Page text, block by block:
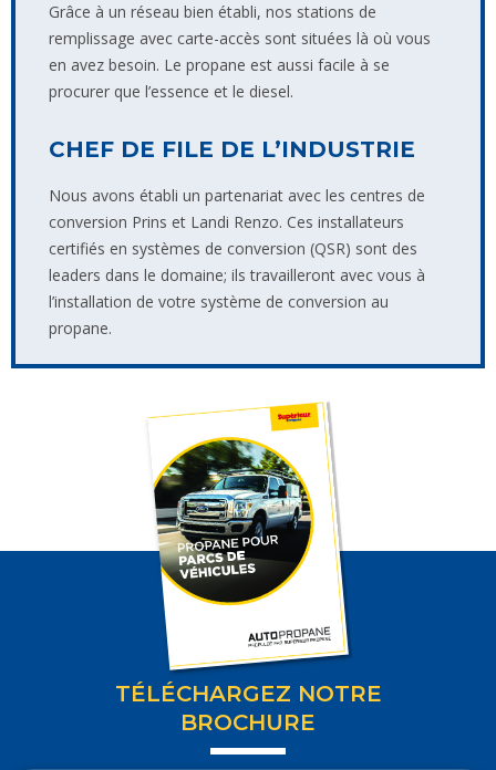
Grâce à un réseau bien établi, nos stations de
remplissage avec carte-accès sont situées là où vous
en avez besoin. Le propane est aussi facile à se
procurer que l’essence et le diesel.
CHEF DE FILE DE L’INDUSTRIE
Nous avons établi un partenariat avec les centres de
conversion Prins et Landi Renzo. Ces installateurs
certifiés en systèmes de conversion (QSR) sont des
leaders dans le domaine; ils travailleront avec vous à
l’installation de votre système de conversion au
propane.
TÉLÉCHARGEZ NOTRE
BROCHURE